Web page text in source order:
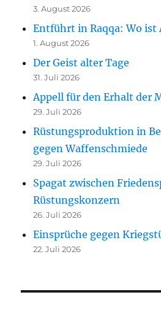
3. August 2026
Entführt in Raqqa: Wo ist
1. August 2026
Der Geist alter Tage
31. Juli 2026
Appell für den Erhalt der
29. Juli 2026
Rüstungsproduktion in
gegen Waffenschmiede
29. Juli 2026
Spagat zwischen
Rüstungskonzern
26. Juli 2026
Einsprüche gegen
22. Juli 2026